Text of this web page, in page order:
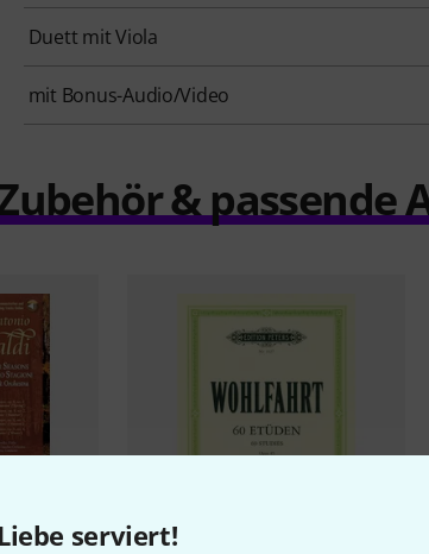
serviert!
Duett mit Viola
mit Bonus-Audio/Video
& passende